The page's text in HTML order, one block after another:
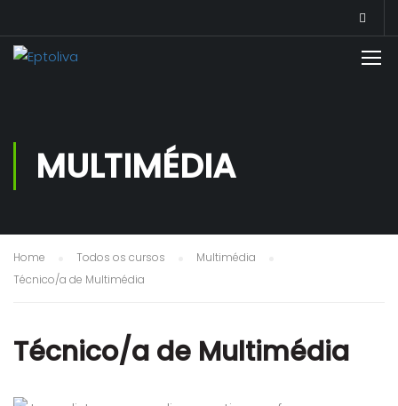
MULTIMÉDIA
Home Todos os cursos
Multimédia
Técnico/a de Multimédia
Técnico/a de Multimédia